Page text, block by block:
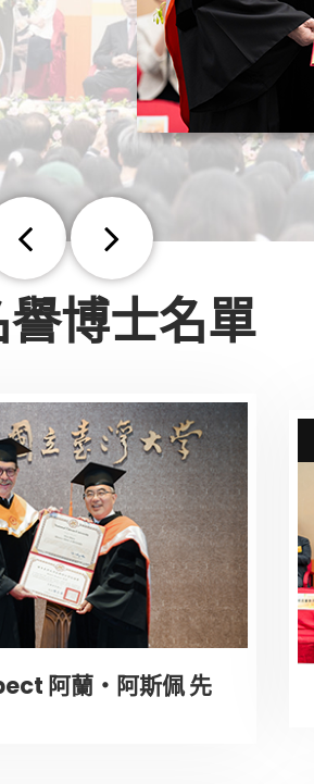
Previous
Next
博士名單
阿蘭‧阿斯佩 先